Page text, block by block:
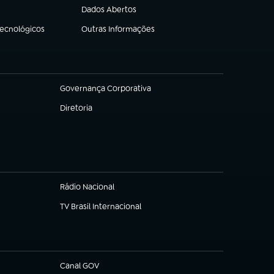
Dados Abertos
(abre em nova aba)
Outras Informações
(abre em nova aba)
Governança Corporativa
(abre em nova aba)
Diretoria
(abre em nova aba)
Rádio Nacional
TV Brasil Internacional
(abre em nova aba)
Canal GOV
(abre em nova aba)